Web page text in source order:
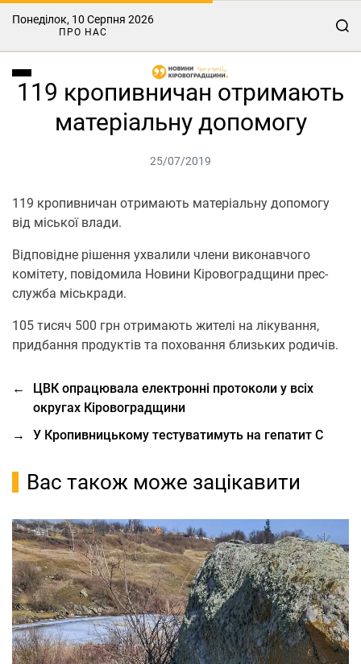
Понеділок, 10 Серпня 2026
ПРО НАС
119 кропивничан отримають
матеріальну допомогу
25/07/2019
119 кропивничан отримають матеріальну допомогу
від міської влади.
Відповідне рішення ухвалили члени виконавчого
комітету, повідомила Новини Кіровоградщини прес-
служба міськради.
105 тисяч 500 грн отримають жителі на лікування,
придбання продуктів та поховання близьких родичів.
←
ЦВК опрацювала електронні протоколи у всіх
округах Кіровоградщини
→
У Кропивницькому тестуватимуть на гепатит С
Вас також може зацікавити